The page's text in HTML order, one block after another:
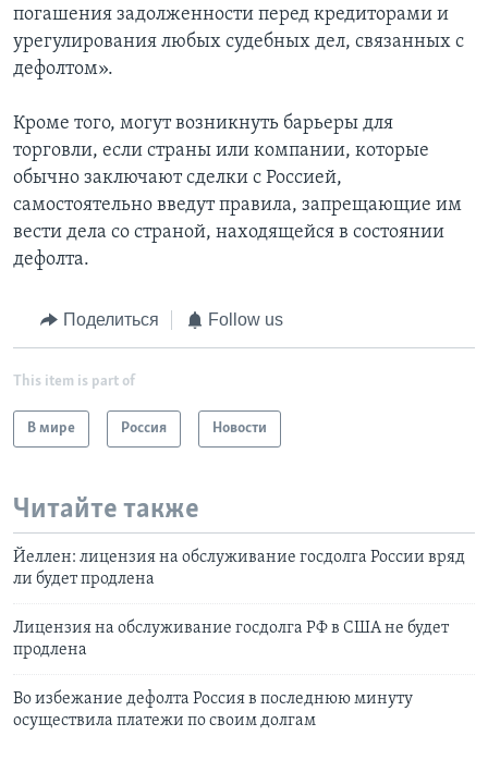
погашения задолженности перед кредиторами и
урегулирования любых судебных дел, связанных с
дефолтом».
Кроме того, могут возникнуть барьеры для
торговли, если страны или компании, которые
обычно заключают сделки с Россией,
самостоятельно введут правила, запрещающие им
вести дела со страной, находящейся в состоянии
дефолта.
Поделиться Follow us
This item is part of
В мире Россия Новости
Читайте также
Йеллен: лицензия на обслуживание госдолга России вряд
ли будет продлена
Лицензия на обслуживание госдолга РФ в США не будет
продлена
Во избежание дефолта Россия в последнюю минуту
осуществила платежи по своим долгам